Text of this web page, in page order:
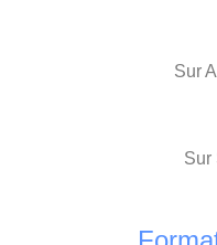
Sur
Sur